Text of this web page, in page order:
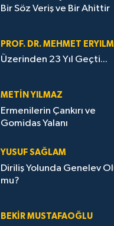
Bir Söz Veriş ve Bir Ahittir
PROF. DR. MEHMET
Üzerinden 23 Yıl Geçti...
METIN YILMAZ
Ermenilerin Çankırı ve
Gomidas Yalanı
YUSUF SAĞLAM
Diriliş Yolunda Genelev
mu?
BEKIR MUSTAFAOĞLU